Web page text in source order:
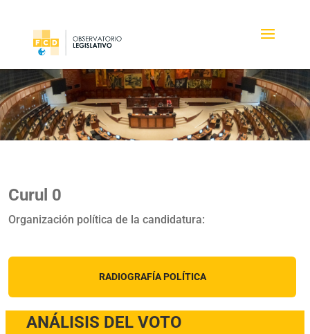
Curul 0
Organización política de la candidatura:
RADIOGRAFÍA POLÍTICA
ANÁLISIS DEL VOTO